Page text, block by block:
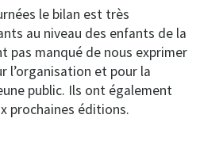
le bilan est très
au niveau des enfants de la
pas manqué de nous exprimer
l’organisation et pour la
public. Ils ont également
prochaines éditions.